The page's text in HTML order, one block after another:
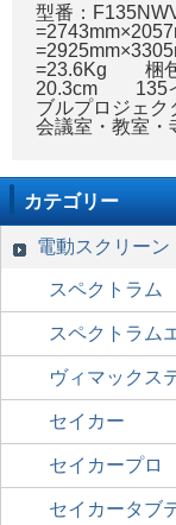
型番：
=23.6Kg 梱包
20.3cm 135
ブルプロジェ
会議室・教室・
カテゴリー
電動スクリーン
スペクトラム
スペクトラム
ヴィマックス
セイカー
セイカープロ
セイカータブ